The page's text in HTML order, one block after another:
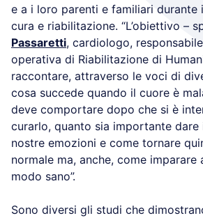
e a i loro parenti e familiari durante
cura e riabilitazione. “L’obiettivo –
Passaretti, cardiologo,
operativa di Riabilitazione di
raccontare, attraverso le voci di
cosa succede quando il cuore è
deve comportare dopo che si è
curarlo, quanto sia importante
nostre emozioni e come tornare
normale ma, anche, come imparare
modo sano”.
Sono diversi gli studi che